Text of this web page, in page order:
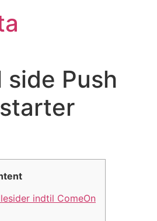
side Push
indtil ComeOn